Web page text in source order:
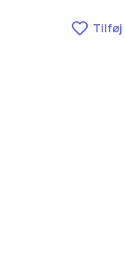
Tilføj